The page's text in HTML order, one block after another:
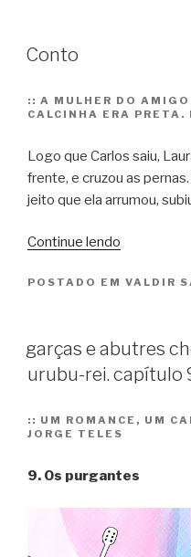
urubu-
rei.
10”
Conto
:: A MULHER DO
CALCINHA ERA PRETA.
Logo que Carlos saiu,
frente, e cruzou as
jeito que ela arrumou,
Continue lendo
POSTADO EM VALDIR
garças e abutres
urubu-rei. capítulo
:: UM ROMANCE, UM
JORGE TELES
9. Os purgantes